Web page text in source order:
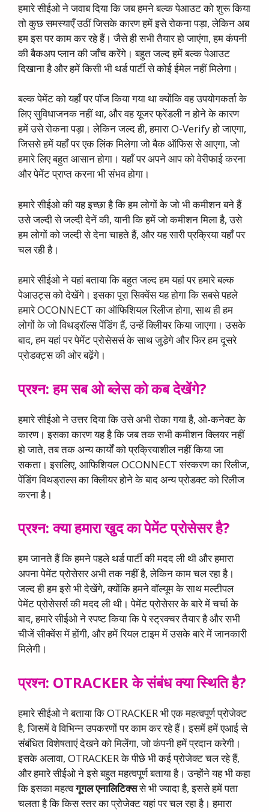
हमारे सीईओ ने जवाब दिया कि जब हमने बल्क पेआउट को शुरू किया
तो कुछ समस्याएँ उठीं जिसके कारण हमें इसे रोकना पड़ा, लेकिन अब
हम इस पर काम कर रहे हैं। जैसे ही सभी तैयार हो जाएंगा, हम कंपनी
की बैकअप प्लान की जाँच करेंगे। बहुत जल्द हमें बल्क पेआउट
दिखाना है और हमें किसी भी थर्ड पार्टी से कोई ईमेल नहीं मिलेगा।
बल्क पेमेंट को यहाँ पर पॉज किया गया था क्योंकि वह उपयोगकर्ता के
लिए सुविधाजनक नहीं था, और वह यूजर फ्रेंडली न होने के कारण
हमें उसे रोकना पड़ा। लेकिन जल्द ही, हमारा O-Verify हो जाएगा,
जिससे हमें यहाँ पर एक लिंक मिलेगा जो बैक ऑफिस से आएगा, जो
हमारे लिए बहुत आसान होगा। यहाँ पर अपने आप को वेरीफाई करना
और पेमेंट प्राप्त करना भी संभव होगा।
हमारे सीईओ की यह इच्छा है कि हम लोगों के जो भी कमीशन बने हैं
उसे जल्दी से जल्दी देनें की, यानी कि हमें जो कमीशन मिला है, उसे
हम लोगों को जल्दी से देना चाहते हैं, और यह सारी प्रक्रिया यहाँ पर
चल रही है।
हमारे सीईओ ने यहां बताया कि बहुत जल्द हम यहां पर हमारे बल्क
पेआउट्स को देखेंगे। इसका पूरा सिक्वेंस यह होगा कि सबसे पहले
हमारे OCONNECT का ऑफिशियल रिलीज होगा, साथ ही हम
लोगों के जो विथड्रॉल्स पेंडिंग हैं, उन्हें क्लिीयर किया जाएगा। उसके
बाद, हम यहां पर पेमेंट प्रोसेसर्स के साथ जुडे़गे और फिर हम दूसरे
प्रोडक्ट्स की ओर बढे़ंगे।
प्रश्न: हम सब ओ ब्लेस को कब देखेंगे?
हमारे सीईओ ने उत्तर दिया कि उसे अभी रोका गया है, ओ-कनेक्ट के
कारण। इसका कारण यह है कि जब तक सभी कमीशन क्लियर नहीं
हो जाते, तब तक अन्य कार्यों को प्रक्रियाशील नहीं किया जा
सकता। इसलिए, आफिशियल OCONNECT संस्करण का रिलीज,
पेंडिंग विथड्राल्स का क्लिीयर होने के बाद अन्य प्रोडक्ट को रिलीज
करना है।
प्रश्न: क्या हमारा खुद का पेमेंट प्रोसेसर है?
हम जानते हैं कि हमने पहले थर्ड पार्टी की मदद ली थी और हमारा
अपना पेमेंट प्रोसेसर अभी तक नहीं है, लेकिन काम चल रहा है।
जल्द ही हम इसे भी देखेंगे, क्योंकि हमने वॉल्यूम के साथ मल्टीपल
पेमेंट प्रोसेसर्स की मदद ली थी। पेमेंट प्रोसेसर के बारे में चर्चा के
बाद, हमारे सीईओ ने स्पष्ट किया कि पे स्ट्रक्चर तैयार है और सभी
चीजें सीक्वेंस में होंगी, और हमें रियल टाइम में उसके बारे में जानकारी
मिलेगी।
प्रश्न: OTRACKER के संबंध क्या स्थिति है?
हमारे सीईओ ने बताया कि OTRACKER भी एक महत्वपूर्ण प्रोजेक्ट
है, जिसमें वे विभिन्न उपकरणों पर काम कर रहे हैं। इसमें हमें एआई से
संबंधित विशेषताएं देखने को मिलेंगा, जो कंपनी हमें प्रदान करेगी।
इसके अलावा, OTRACKER के पीछे भी कई प्रोजेक्ट चल रहे हैं,
और हमारे सीईओ ने इसे बहुत महत्वपूर्ण बताया है। उन्होंने यह भी कहा
कि इसका महत्वगूगल एनालिटिक्ससे भी ज्यादा है, इससे हमें पता
चलता है कि किस स्तर का प्रोजेक्ट यहां पर चल रहा है। हमारा